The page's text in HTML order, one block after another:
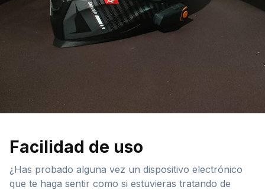
Facilidad de uso
¿Has probado alguna vez un dispositivo electrónico
que te haga sentir como si estuvieras tratando de